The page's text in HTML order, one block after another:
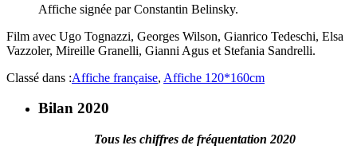
Affiche signée par Constantin Belinsky.
Film avec Ugo Tognazzi, Georges Wilson, Gianrico Tedeschi, Elsa
Vazzoler, Mireille Granelli, Gianni Agus et Stefania Sandrelli.
Classé dans :Affiche française, Affiche 120*160cm
Bilan 2020
Tous les chiffres de fréquentation 2020